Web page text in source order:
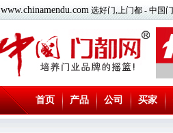
www.chinamendu.com选好门,上门都 - 中国
首页 产品 公司 买家